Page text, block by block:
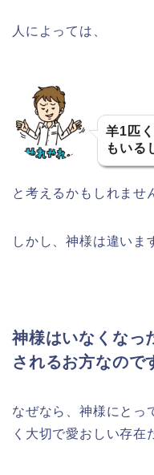
人によっては、
羊1匹
もいる
と考えるかもしれませ
しかし、神様は違いま
神様はいなくなっ
されるお方なので
なぜなら、神様にとっ
く大切で愛おしい存在